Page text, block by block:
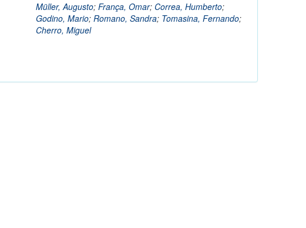
Müller, Augusto; França, Omar; Correa, Humberto;
Godino, Mario; Romano, Sandra; Tomasina, Fernando;
Cherro, Miguel